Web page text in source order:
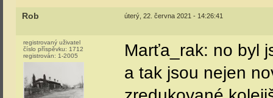
Rob úterý, 22. června 2021 - 14:26:41
registrovaný uživatel
číslo příspěvku: 1712
registrován: 1-2005
Marťa_rak: no byl
a tak jsou nejen